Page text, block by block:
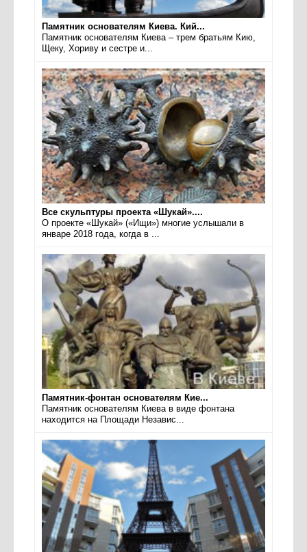
Памятник основателям Киева. Кий...
Памятник основателям Киева – трем братьям Кию,
Щеку, Хориву и сестре и...
Все скульптуры проекта «Шукай»....
О проекте «Шукай» («Ищи») многие услышали в
январе 2018 года, когда в ...
Памятник-фонтан основателям Кие...
Памятник основателям Киева в виде фонтана
находится на Площади Независ...